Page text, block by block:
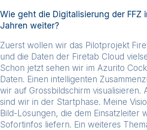
Wie geht die Digitalisierung der FFZ
Jahren weiter?
Zuerst wollen wir das Pilotprojekt
und die Daten der Firetab Cloud
Schon jetzt sehen wir im Azurito
Daten. Einen intelligenten
wir auf Grossbildschirm visualisieren.
sind wir in der Startphase. Meine
Bild-Lösungen, die dem Einsatzleiter
Sofortinfos liefern. Ein weiteres